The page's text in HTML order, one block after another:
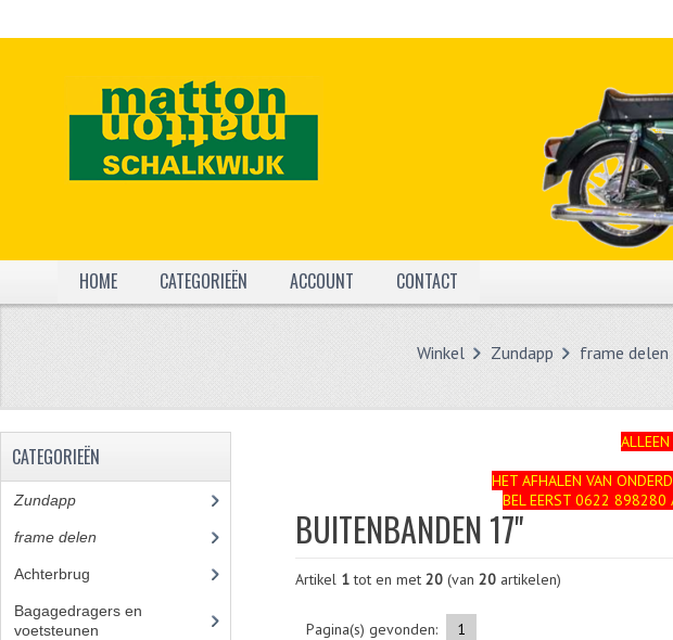
HOME
CATEGORIEËN ACCOUNT CONTACT
Winkel Zundapp frame delen
HET AFHALEN VAN
BEL EERST 0622 898280
BUITENBANDEN 17"
Artikel 1tot en met 20(van 20artikelen)
Pagina(s) gevonden: 1
CATEGORIEËN
Zundapp
frame delen
Achterbrug
Bagagedragers en
voetsteunen